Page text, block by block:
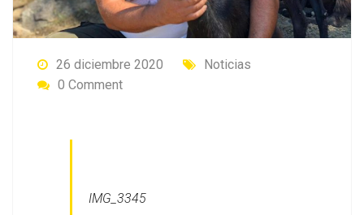
26 diciembre 2020
Noticias
0 Comment
IMG_3345